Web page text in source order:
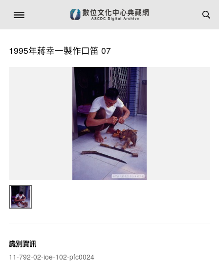
1995年蔣幸一製作口笛 07
識別資訊
11-792-02-ioe-102-pfc0024